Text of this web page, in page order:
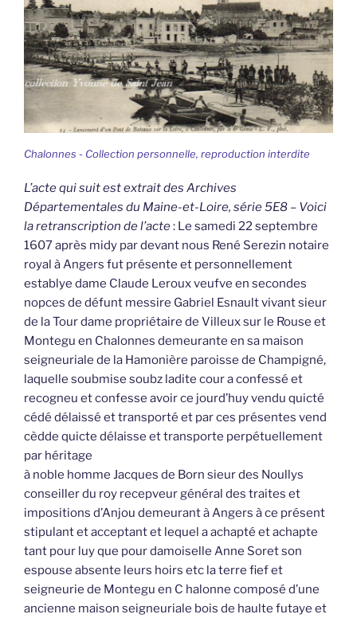
Chalonnes - Collection personnelle, reproduction interdite
L’acte qui suit est extrait des Archives
Départementales du Maine-et-Loire, série 5E8 – Voici
la retranscription de l’acte: Le samedi 22 septembre
1607 après midy par devant nous René Serezin notaire
royal à Angers fut présente et personnellement
establye dame Claude Leroux veufve en secondes
nopces de défunt messire Gabriel Esnault vivant sieur
de la Tour dame propriétaire de Villeux sur le Rouse et
Montegu en Chalonnes demeurante en sa maison
seigneuriale de la Hamonière paroisse de Champigné,
laquelle soubmise soubz ladite cour a confessé et
recogneu et confesse avoir ce jourd’huy vendu quicté
cédé délaissé et transporté et par ces présentes vend
cèdde quicte délaisse et transporte perpétuellement
par héritage
à noble homme Jacques de Born sieur des Noullys
conseiller du roy recepveur général des traites et
impositions d’Anjou demeurant à Angers à ce présent
stipulant et acceptant et lequel a achapté et achapte
tant pour luy que pour damoiselle Anne Soret son
espouse absente leurs hoirs etc la terre fief et
seigneurie de Montegu en C halonne composé d’une
ancienne maison seigneuriale bois de haulte futaye et